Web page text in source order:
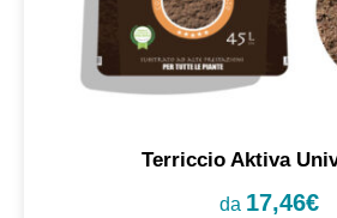
Terriccio Aktiva
da 17,46€